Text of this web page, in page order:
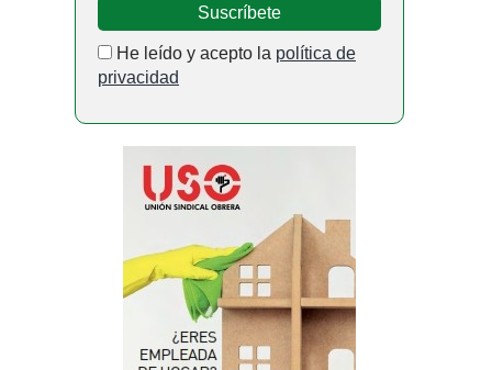
He leído y acepto la política de
privacidad